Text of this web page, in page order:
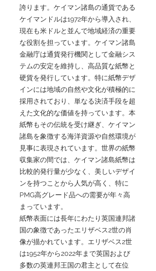
誇ります。ケイマン諸島の通貨である
ケイマンドルは1972年から導入され、
現在も米ドルと並んで地域経済の重要
な役割を担っています。ケイマン諸島
金融庁は通貨発行機関として金融シス
テムの安定を維持し、高品質な紙幣と
硬貨を発行しています。特に紙幣デザ
インには地域の自然や文化が積極的に
採用されており、単なる決済手段を超
えた文化的な価値を持っています。本
紙幣もその伝統を受け継ぎ、ケイマン
諸島を象徴する海洋資源や自然環境が
見事に表現されています。世界の紙幣
収集家の間では、ケイマン諸島紙幣は
比較的発行量が少なく、美しいデザイ
ンを持つことから人気が高く、特に
PMG高グレード品への需要が年々高
まっています。
紙幣表面には長年にわたり英国連邦諸
国の象徴であったエリザベス2世の肖
像が描かれています。エリザベス2世
は1952年から2022年まで英国および
多数の英連邦王国の君主として在位